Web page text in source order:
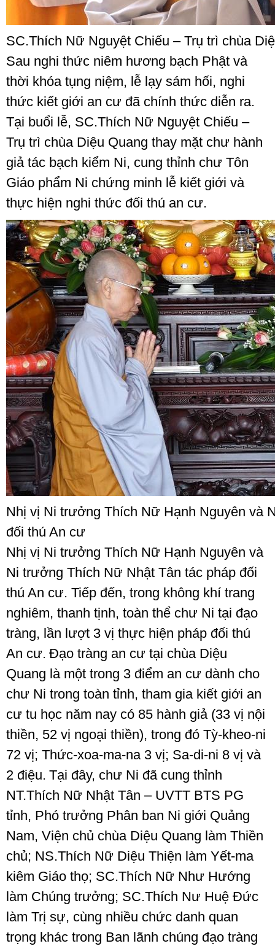
SC.Thích Nữ Nguyệt Chiếu – Trụ trì chùa
Sau nghi thức niêm hương bạch Phật và
thời khóa tụng niệm, lễ lạy sám hối, nghi
thức kiết giới an cư đã chính thức diễn ra.
Tại buổi lễ, SC.Thích Nữ Nguyệt Chiếu –
Trụ trì chùa Diệu Quang thay mặt chư hành
giả tác bạch kiểm Ni, cung thỉnh chư Tôn
Giáo phẩm Ni chứng minh lễ kiết giới và
thực hiện nghi thức đối thú an cư.
Nhị vị Ni trưởng Thích Nữ Hạnh Nguyên và
đối thú An cư
Nhị vị Ni trưởng Thích Nữ Hạnh Nguyên và
Ni trưởng Thích Nữ Nhật Tân tác pháp đối
thú An cư. Tiếp đến, trong không khí trang
nghiêm, thanh tịnh, toàn thể chư Ni tại đạo
tràng, lần lượt 3 vị thực hiện pháp đối thú
An cư. Đạo tràng an cư tại chùa Diệu
Quang là một trong 3 điểm an cư dành cho
chư Ni trong toàn tỉnh, tham gia kiết giới an
cư tu học năm nay có 85 hành giả (33 vị nội
thiền, 52 vị ngoại thiền), trong đó Tỳ-kheo-ni
72 vị; Thức-xoa-ma-na 3 vị; Sa-di-ni 8 vị và
2 điệu. Tại đây, chư Ni đã cung thỉnh
NT.Thích Nữ Nhật Tân – UVTT BTS PG
tỉnh, Phó trưởng Phân ban Ni giới Quảng
Nam, Viện chủ chùa Diệu Quang làm Thiền
chủ; NS.Thích Nữ Diệu Thiện làm Yết-ma
kiêm Giáo thọ; SC.Thích Nữ Như Hướng
làm Chúng trưởng; SC.Thích Nư Huệ Đức
làm Trị sự, cùng nhiều chức danh quan
trọng khác trong Ban lãnh chúng đạo tràng